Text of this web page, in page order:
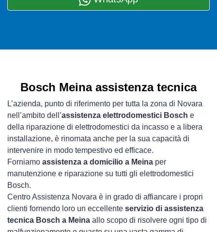
Bosch Meina assistenza tecnica
L’azienda, punto di riferimento per tutta la zona di Novara
nell’ambito dell’assistenza elettrodomestici Bosch e
della riparazione di elettrodomestici da incasso e a libera
installazione, è rinomata anche per la sua capacità di
intervenire in modo tempestivo ed efficace.
Forniamo assistenza a domicilio a Meina per
manutenzione e riparazione su tutti gli elettrodomestici
Bosch.
Centro Assistenza Novara è in grado di affiancare i propri
clienti fornendo loro un eccellente servizio di assistenza
tecnica Bosch a Meina allo scopo di risolvere ogni tipo di